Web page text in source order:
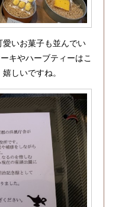
いお菓子も並んでい
キやハーブティーはこ
しいですね。